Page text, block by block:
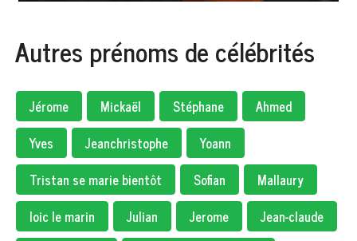
Autres prénoms de célébrités
Jérome Mickaël Stéphane
Ahmed
Yves
Jeanchristophe
Yoann
Tristan se marie bientôt
Sofian
Mallaury
loic le marin
Julian Jerome Jean-claude